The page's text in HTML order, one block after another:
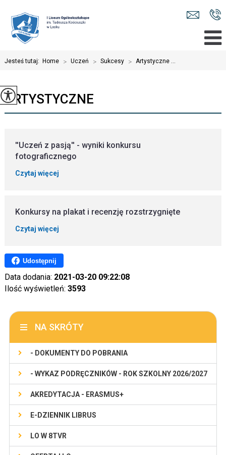
Jesteś tutaj: Home > Uczeń > Sukcesy > Artystyczne ...
ARTYSTYCZNE
''Uczeń z pasją'' - wyniki konkursu
fotograficznego
Czytaj więcej
Konkursy na plakat i recenzję rozstrzygnięte
Czytaj więcej
Udostępnij
Data dodania: 2021-03-20 09:22:08
Ilość wyświetleń: 3593
NA SKRÓTY
- DOKUMENTY DO POBRANIA
- WYKAZ PODRĘCZNIKÓW - ROK SZKOLNY 2026/2027
AKREDYTACJA - ERASMUS+
E-DZIENNIK LIBRUS
LO W 8TVR